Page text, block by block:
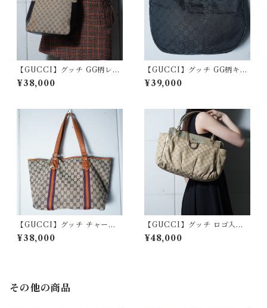
【GUCCI】グッチ GG柄レザ
ー・キャンバスワンショルダ
ーバッグ black & beige
¥38,000
【GUCCI】グッチ GG柄キャ
ンバス ワンショルダーバッグ
black
¥39,000
【GUCCI】グッチ チャーム
付きGG柄 レザーキャンパスト
ートバッグ beige& brown
¥38,000
【GUCCI】グッチ ロゴ入・G
G柄キャンバス・レザーハンド
バッグ gold&beige
¥48,000
その他の商品